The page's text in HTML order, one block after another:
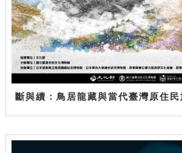
斷與續：鳥居龍藏與當代臺灣原住